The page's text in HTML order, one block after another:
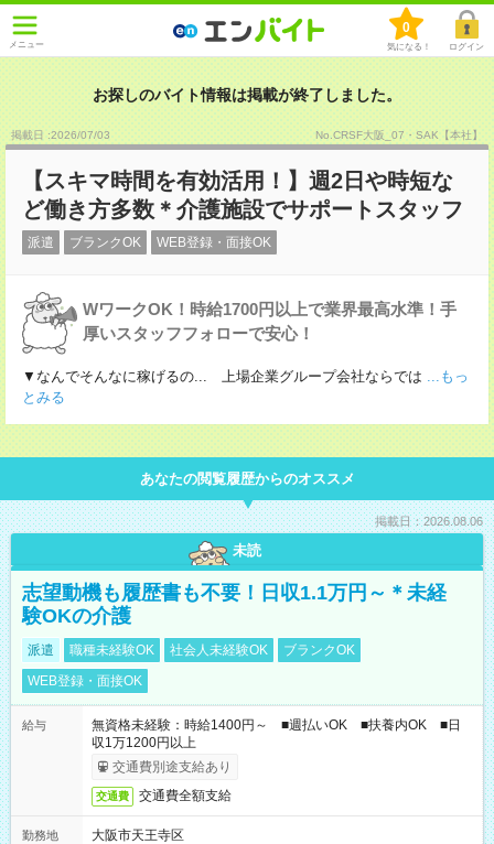
メニュー
0
気になる！ ログイン
お探しのバイト情報は掲載が終了しました。
掲載日 :2026/07/03 No.CRSF大阪_07・SAK【本社】
【スキマ時間を有効活用！】週2日や時短な
ど働き方多数＊介護施設でサポートスタッフ
派遣 ブランクOK WEB登録・面接OK
WワークOK！時給1700円以上で業界最高水準！手
厚いスタッフフォローで安心！
▼なんでそんなに稼げるの... 上場企業グループ会社ならでは ...もっ
とみる
あなたの閲覧履歴からのオススメ
掲載日：2026.08.06
未読
志望動機も履歴書も不要！日収1.1万円～＊未経
験OKの介護
派遣 職種未経験OK 社会人未経験OK
ブランクOK
WEB登録・面接OK
給与
無資格未経験：時給1400円～ ■週払いOK ■扶養内OK ■日
収1万1200円以上
交通費別途支給あり
交通費 交通費全額支給
勤務地
大阪市天王寺区